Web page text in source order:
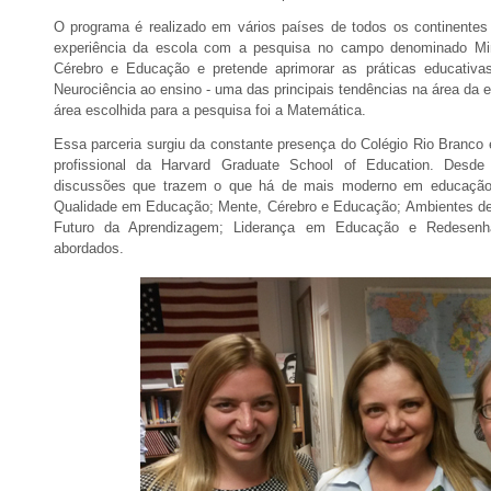
O programa é realizado em vários países de todos os
experiência da escola com a pesquisa no campo denominado
Cérebro e Educação e pretende aprimorar as práticas
Neurociência ao ensino - uma das principais tendências na área da
área escolhida para a pesquisa foi a Matemática.
Essa parceria surgiu da constante presença do Colégio Rio
profissional da Harvard Graduate School of Education.
discussões que trazem o que há de mais moderno em
Qualidade em Educação; Mente, Cérebro e Educação; Ambientes
Futuro da Aprendizagem; Liderança em Educação e
abordados.